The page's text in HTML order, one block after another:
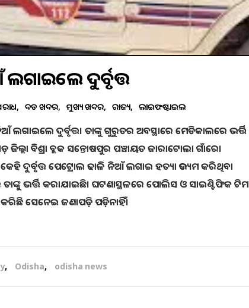
ଦୁର୍ବୃତ୍ତ
ବଡ ଖବର ମୁଖ୍ୟ ଖବର ରାଜ୍ୟ ଲାଇଫଷ୍ଟାଇଲ
ଦୁର୍ବୃତ୍ତ। ତାଙ୍କୁ ଗୁରୁତର ଅବସ୍ଥାରେ ମେଡିକାଲରେ ଭର୍ତ୍ତି
ବିଶ୍ରା ବ୍ଲକ ସନ୍ତୋଷପୁର ପଞ୍ଚାୟତ ଜାରାଟୋଲା ଗାଁରେ।
ଦୁର୍ବୃତ୍ତ ପେଟ୍ରୋଲ ଢାଳି ନିଆଁ ଲଗାଇ ହତ୍ୟା ଉଦ୍ୟମ କରିଥିବା
ଭର୍ତ୍ତି କରାଯାଇଛି। ଘଟଣାସ୍ଥଳରେ ପୋଲିସ ଓ ସାଇଣ୍ଟିଫିକ ଟିମ
କରିଛି ସେନେଇ ଜଣାପଡ଼ି ପଡ଼ିନାହିଁ।
, Odisha, odisha news